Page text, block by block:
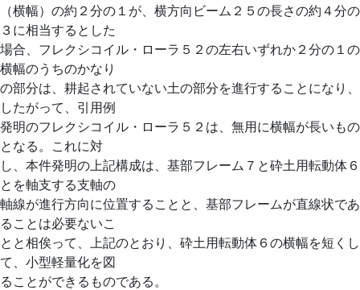
（横幅）の約２分の１が、横方向ビーム２５の長さの約４分の
３に相当するとした
場合、フレクシコイル・ローラ５２の左右いずれか２分の１の
横幅のうちのかなり
の部分は、耕起されていない土の部分を進行することになり、
したがって、引用例
発明のフレクシコイル・ローラ５２は、無用に横幅が長いもの
となる。これに対
し、本件発明の上記構成は、基部フレーム７と砕土用転動体６
とを軸支する支軸の
軸線が進行方向に位置することと、基部フレームが直線状であ
ることは必要ないこ
とと相俟って、上記のとおり、砕土用転動体６の横幅を短くし
て、小型軽量化を図
ることができるものである。